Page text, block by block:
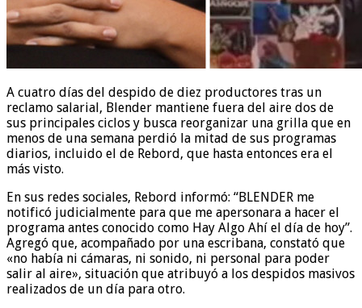
A cuatro días del despido de diez productores tras un
reclamo salarial, Blender mantiene fuera del aire dos de
sus principales ciclos y busca reorganizar una grilla que en
menos de una semana perdió la mitad de sus programas
diarios, incluido el de Rebord, que hasta entonces era el
más visto.
En sus redes sociales, Rebord informó: “BLENDER me
notificó judicialmente para que me apersonara a hacer el
programa antes conocido como Hay Algo Ahí el día de hoy”.
Agregó que, acompañado por una escribana, constató que
«no había ni cámaras, ni sonido, ni personal para poder
salir al aire», situación que atribuyó a los despidos masivos
realizados de un día para otro.